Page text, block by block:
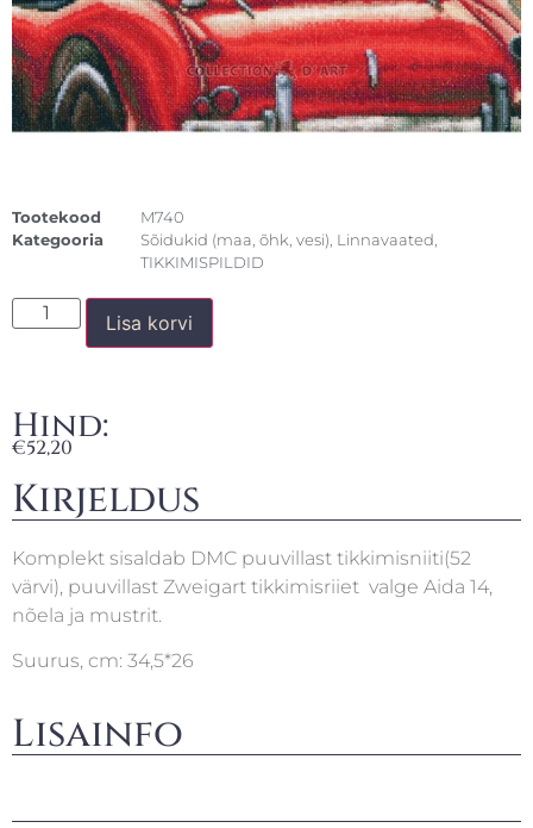
Tootekood
M740
Kategooria
Sõidukid (maa, õhk, vesi) Linnavaated
TIKKIMISPILDID
Lisa korvi
Hind:
€52,20
Kirjeldus
Komplekt sisaldab DMC puuvillast tikkimisniiti(52
värvi), puuvillast Zweigart tikkimisriiet valge Aida 14,
nõela ja mustrit.
Suurus, cm: 34,5*26
Lisainfo